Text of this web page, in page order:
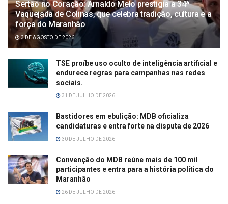
Sertão no Coração: Arnaldo Melo prestigia a 34ª
Vaquejada de Colinas, que celebra tradição, cultura e a
força do Maranhão
3 DE AGOSTO DE 2026
TSE proíbe uso oculto de inteligência artificial e
endurece regras para campanhas nas redes
sociais.
31 DE JULHO DE 2026
Bastidores em ebulição: MDB oficializa
candidaturas e entra forte na disputa de 2026
30 DE JULHO DE 2026
Convenção do MDB reúne mais de 100 mil
participantes e entra para a história política do
Maranhão
26 DE JULHO DE 2026